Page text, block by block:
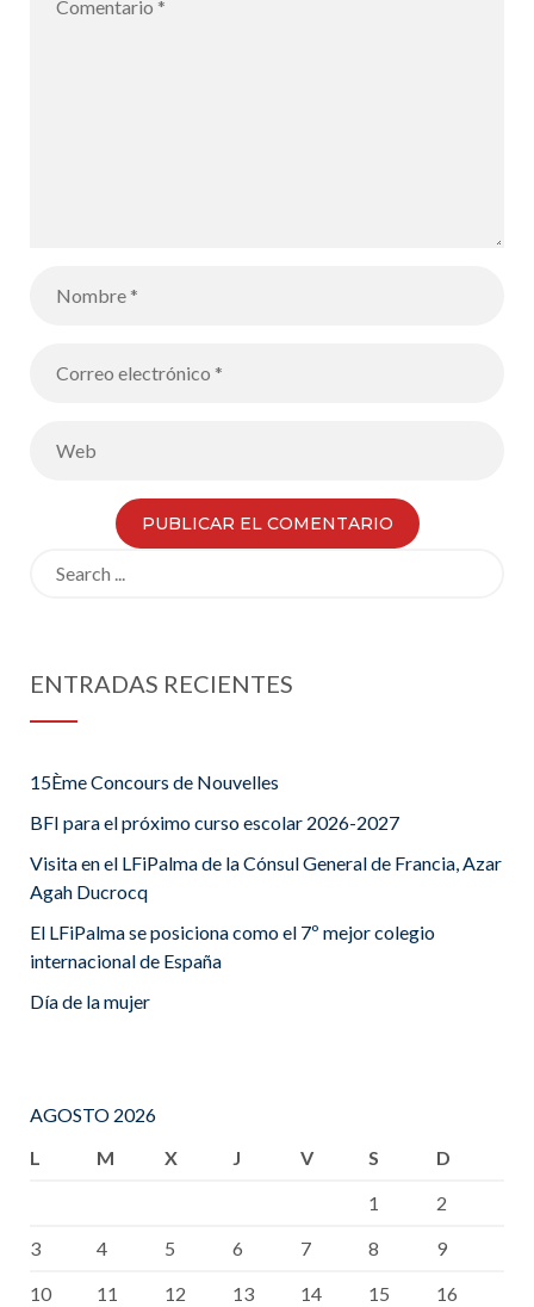
ENTRADAS RECIENTES
15Ème Concours de Nouvelles
BFI para el próximo curso escolar 2026-2027
Visita en el LFiPalma de la Cónsul General de Francia, Azar
Agah Ducrocq
El LFiPalma se posiciona como el 7º mejor colegio
internacional de España
Día de la mujer
AGOSTO 2026
L
M X J V S
D
1
2
3
4 5 6 7 8
9
10
11 12 13 14 15 16